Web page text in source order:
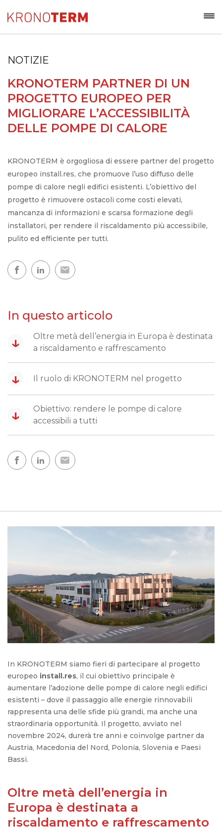
NOTIZIE
KRONOTERM PARTNER DI UN
PROGETTO EUROPEO PER
MIGLIORARE L’ACCESSIBILITÀ
DELLE POMPE DI CALORE
KRONOTERM è orgogliosa di essere partner del progetto
europeo install.res, che promuove l’uso diffuso delle
pompe di calore negli edifici esistenti. L’obiettivo del
progetto è rimuovere ostacoli come costi elevati,
mancanza di informazioni e scarsa formazione degli
installatori, per rendere il riscaldamento più accessibile,
pulito ed efficiente per tutti.
In questo articolo
↓
Oltre metà dell’energia in Europa è destinata
a riscaldamento e raffrescamento
↓ Il ruolo di KRONOTERM nel progetto
↓
Obiettivo: rendere le pompe di calore
accessibili a tutti
In KRONOTERM siamo fieri di partecipare al progetto
europeo install.res, il cui obiettivo principale è
aumentare l’adozione delle pompe di calore negli edifici
esistenti – dove il passaggio alle energie rinnovabili
rappresenta una delle sfide più grandi, ma anche una
straordinaria opportunità. Il progetto, avviato nel
novembre 2024, durerà tre anni e coinvolge partner da
Austria, Macedonia del Nord, Polonia, Slovenia e Paesi
Bassi.
Oltre metà dell’energia in
Europa è destinata a
riscaldamento e raffrescamento